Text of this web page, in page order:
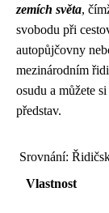
zemích světa,
svobodu při
autopůjčovny
mezinárodním
osudu a můžete
představ.
Srovnání:
Vlastnost